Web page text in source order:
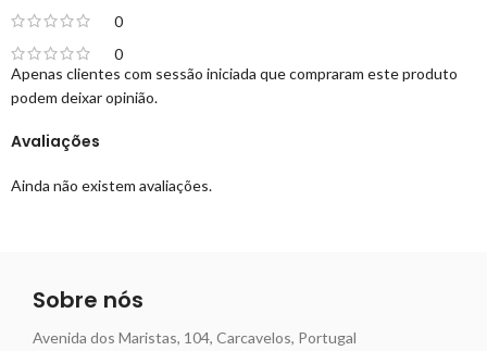
0
0
Avaliações
Ainda não existem avaliações.
Apenas clientes com sessão iniciada que compraram este produto
podem deixar opinião.
Sobre nós
Avenida dos Maristas, 104, Carcavelos, Portugal